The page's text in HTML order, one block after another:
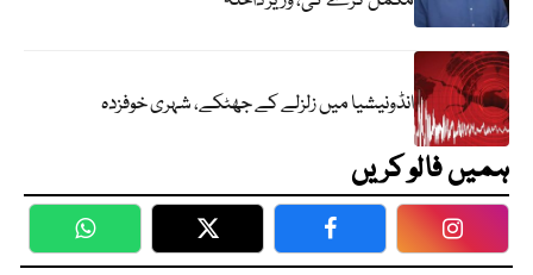
انڈونیشیا میں زلزلے کے جھٹکے، شہری خوفزدہ
ہمیں فالو کریں
WhatsApp Twitter Facebook